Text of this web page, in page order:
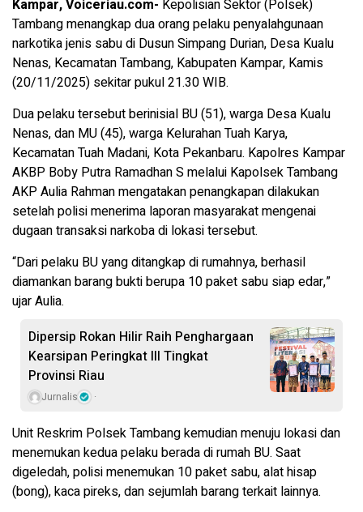
Kampar, Voiceriau.com- Kepolisian Sektor (Polsek)
Tambang menangkap dua orang pelaku penyalahgunaan
narkotika jenis sabu di Dusun Simpang Durian, Desa Kualu
Nenas, Kecamatan Tambang, Kabupaten Kampar, Kamis
(20/11/2025) sekitar pukul 21.30 WIB.
Dua pelaku tersebut berinisial BU (51), warga Desa Kualu
Nenas, dan MU (45), warga Kelurahan Tuah Karya,
Kecamatan Tuah Madani, Kota Pekanbaru. Kapolres Kampar
AKBP Boby Putra Ramadhan S melalui Kapolsek Tambang
AKP Aulia Rahman mengatakan penangkapan dilakukan
setelah polisi menerima laporan masyarakat mengenai
dugaan transaksi narkoba di lokasi tersebut.
“Dari pelaku BU yang ditangkap di rumahnya, berhasil
diamankan barang bukti berupa 10 paket sabu siap edar,”
ujar Aulia.
Dipersip Rokan Hilir Raih Penghargaan
Kearsipan Peringkat III Tingkat
Provinsi Riau
Jurnalis
Unit Reskrim Polsek Tambang kemudian menuju lokasi dan
menemukan kedua pelaku berada di rumah BU. Saat
digeledah, polisi menemukan 10 paket sabu, alat hisap
(bong), kaca pireks, dan sejumlah barang terkait lainnya.